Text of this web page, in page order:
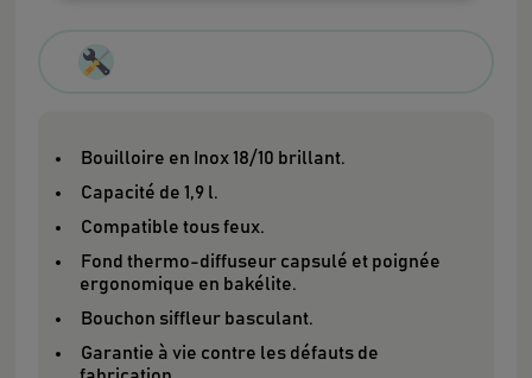
Bouilloire en Inox 18/10 brillant.
Capacité de 1,9 l.
Compatible tous feux.
Fond thermo-diffuseur capsulé et poignée
ergonomique en bakélite.
Bouchon siffleur basculant.
Garantie à vie contre les défauts de